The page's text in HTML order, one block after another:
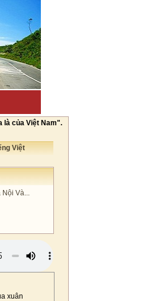
là của Việt Nam".
Việt
Nội Và...
xuân